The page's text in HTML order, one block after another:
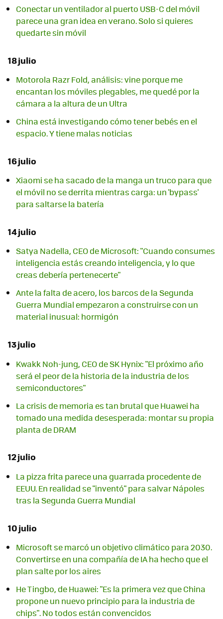
Conectar un ventilador al puerto USB-C del móvil
parece una gran idea en verano. Solo si quieres
quedarte sin móvil
18 julio
Motorola Razr Fold, análisis: vine porque me
encantan los móviles plegables, me quedé por la
cámara a la altura de un Ultra
China está investigando cómo tener bebés en el
espacio. Y tiene malas noticias
16 julio
Xiaomi se ha sacado de la manga un truco para que
el móvil no se derrita mientras carga: un 'bypass'
para saltarse la batería
14 julio
Satya Nadella, CEO de Microsoft: "Cuando consumes
inteligencia estás creando inteligencia, y lo que
creas debería pertenecerte"
Ante la falta de acero, los barcos de la Segunda
Guerra Mundial empezaron a construirse con un
material inusual: hormigón
13 julio
Kwakk Noh-jung, CEO de SK Hynix: "El próximo año
será el peor de la historia de la industria de los
semiconductores"
La crisis de memoria es tan brutal que Huawei ha
tomado una medida desesperada: montar su propia
planta de DRAM
12 julio
La pizza frita parece una guarrada procedente de
EEUU. En realidad se "inventó" para salvar Nápoles
tras la Segunda Guerra Mundial
10 julio
Microsoft se marcó un objetivo climático para 2030.
Convertirse en una compañía de IA ha hecho que el
plan salte por los aires
He Tingbo, de Huawei: "Es la primera vez que China
propone un nuevo principio para la industria de
chips". No todos están convencidos